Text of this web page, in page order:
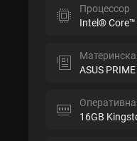
Процессор
Intel®
ASUS
16GB